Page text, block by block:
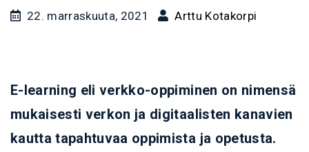
22. marraskuuta, 2021 Arttu Kotakorpi
E-learning eli verkko-oppiminen on nimensä
mukaisesti verkon ja digitaalisten kanavien
kautta tapahtuvaa oppimista ja opetusta.